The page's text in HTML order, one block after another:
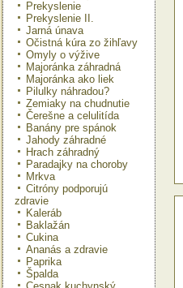
Prekyslenie
Prekyslenie II.
Jarná únava
Očistná kúra zo žihľavy
Omyly o výžive
Majoránka záhradná
Majoránka ako liek
Pilulky náhradou?
Zemiaky na chudnutie
Čerešne a celulitída
Banány pre spánok
Jahody záhradné
Hrach záhradný
Paradajky na choroby
Mrkva
Citróny podporujú
zdravie
Kaleráb
Baklažán
Cukina
Ananás a zdravie
Paprika
Špalda